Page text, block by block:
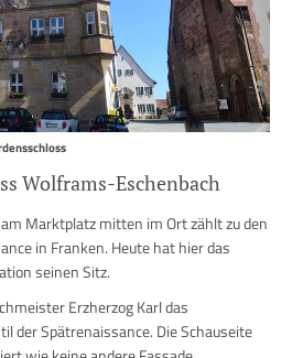
Wolframs-Eschenbach
Marktplatz mitten im Ort zählt zu den
in Franken. Heute hat hier das
seinen Sitz.
Erzherzog Karl das
der Spätrenaissance. Die Schauseite